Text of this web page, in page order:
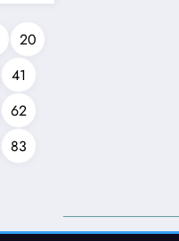
20
41
62
83